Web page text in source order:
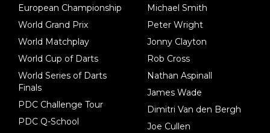
European Championship
World Grand Prix
World Matchplay
World Cup of Darts
World Series of Darts
Finals
PDC Challenge Tour
PDC Q-School
Michael Smith
Peter Wright
Jonny Clayton
Rob Cross
Nathan Aspinall
James Wade
Dimitri Van den Bergh
Joe Cullen